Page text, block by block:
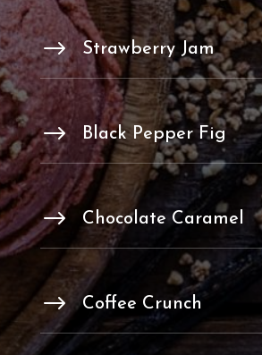
$ Strawberry Jam
$ Black Pepper Fig
$ Chocolate Caramel
$ Coffee Crunch